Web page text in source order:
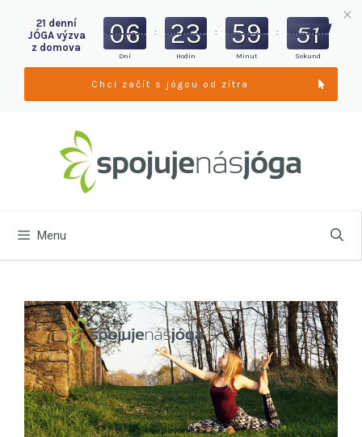
Menu
21 denní
JÓGA výzva
z domova
06
Dní
: 23
Hodin
: 59
Minut
: 50
Sekund
Chci začít s jógou od zítra